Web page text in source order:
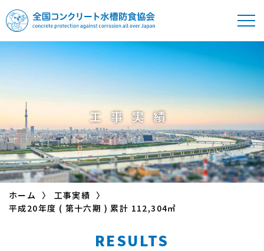
全国コンクリート
水槽防食協会
工事実績
ホーム
工事実績
平成20年度 ( 第十六期 ) 累計 112,304㎡
RESULTS